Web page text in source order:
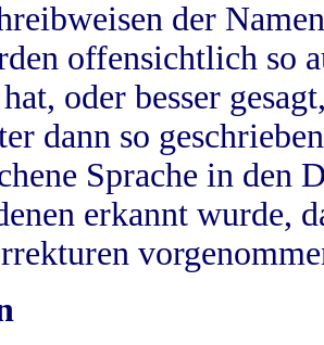
der
offensichtlich so
oder besser
dann so
Sprache in
erkannt wurde,